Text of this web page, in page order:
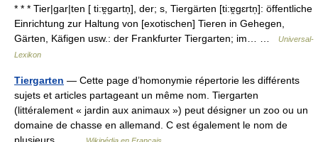
* * * Tier|gar|ten [ ti:ɐ̯gartn̩], der; s, Tiergärten [ti:ɐ̯gɛrtn̩]: öffentliche
Einrichtung zur Haltung von [exotischen] Tieren in Gehegen,
Gärten, Käfigen usw.: der Frankfurter Tiergarten; im… …
Universal-
Lexikon
Tiergarten — Cette page d’homonymie répertorie les différents
sujets et articles partageant un même nom. Tiergarten
(littéralement « jardin aux animaux ») peut désigner un zoo ou un
domaine de chasse en allemand. C est également le nom de